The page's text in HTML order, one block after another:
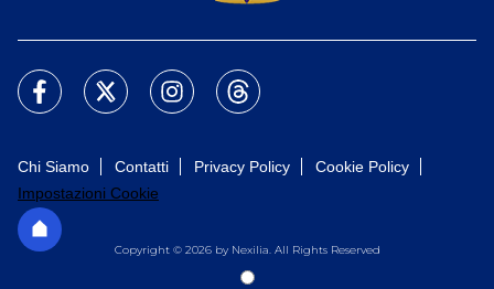
Chi Siamo Contatti Privacy Policy
Cookie Policy
Impostazioni Cookie
Copyright © 2026 by Nexilia. All Rights Reserved